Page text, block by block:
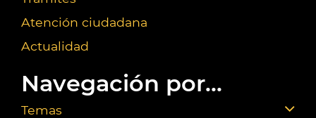
Atención ciudadana
Actualidad
Navegación por...
Temas